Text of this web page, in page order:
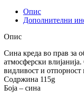
Опис
Дополнителни
Опис
Сина креда во прав за
атмосферски
видливост и отпорност
Содржина 115g
Боја – сина